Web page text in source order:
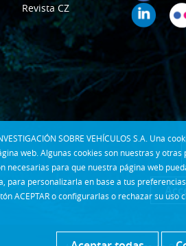
SOBRE VEHÍCULOS S.A. Una
web. Algunas cookies son nuestras y
necesarias para que nuestra página web
para personalizarla en base a tus
ACEPTAR o configurarlas o rechazar su uso
Revista CZ